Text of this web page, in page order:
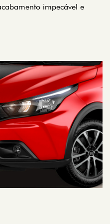
impecável e